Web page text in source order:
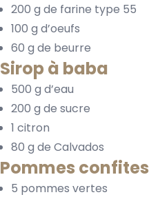
200 g de farine type 55
100 g d’oeufs
60 g de beurre
Sirop à baba
500 g d’eau
200 g de sucre
1 citron
80 g de Calvados
Pommes confites
5 pommes vertes